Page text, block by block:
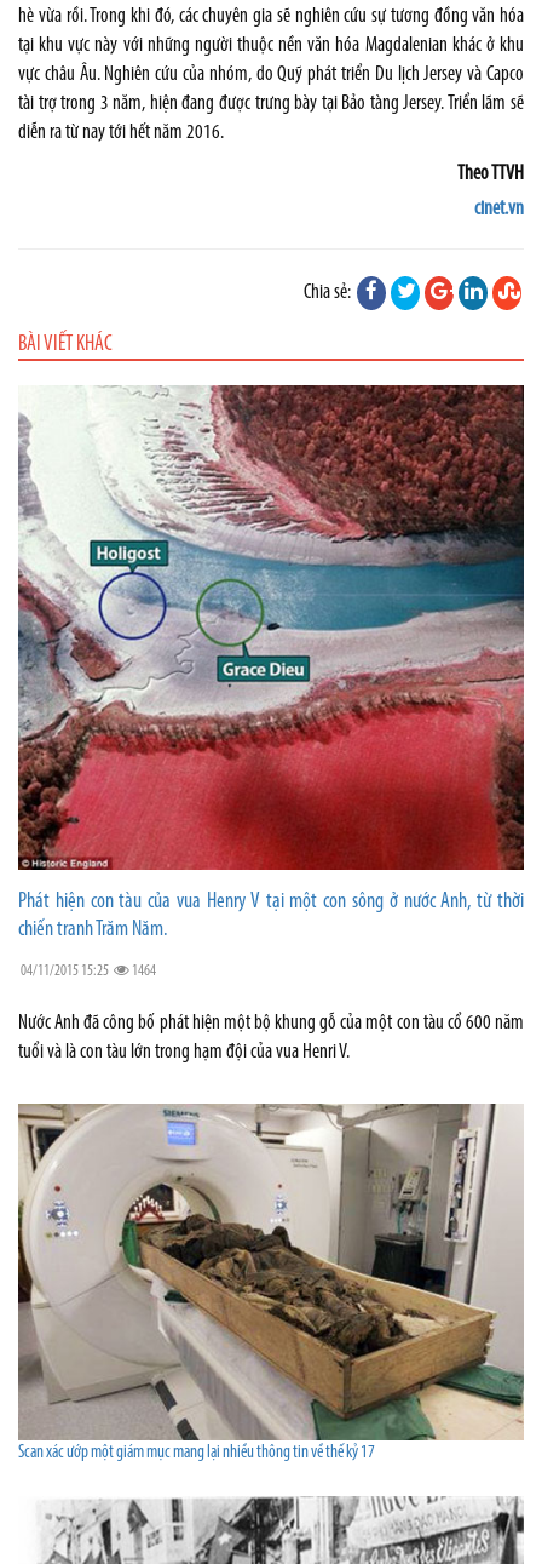
hè vừa rồi. Trong khi đó, các chuyên gia sẽ nghiên cứu sự tương đồng văn hóa
tại khu vực này với những người thuộc nền văn hóa Magdalenian khác ở khu
vực châu Âu. Nghiên cứu của nhóm, do Quỹ phát triển Du lịch Jersey và Capco
tài trợ trong 3 năm, hiện đang được trưng bày tại Bảo tàng Jersey. Triển lãm sẽ
diễn ra từ nay tới hết năm 2016.
Theo TTVH
cinet.vn
Chia sẻ:
BÀI VIẾT KHÁC
Phát hiện con tàu của vua Henry V tại một con sông ở nước Anh, từ thời
chiến tranh Trăm Năm.
04/11/2015 15:25 1464
Nước Anh đã công bố phát hiện một bộ khung gỗ của một con tàu cổ 600 năm
tuổi và là con tàu lớn trong hạm đội của vua Henri V.
Scan xác ướp một giám mục mang lại nhiều thông tin về thế kỷ 17